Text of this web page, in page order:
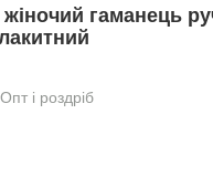
гаманець
Опт і роздріб